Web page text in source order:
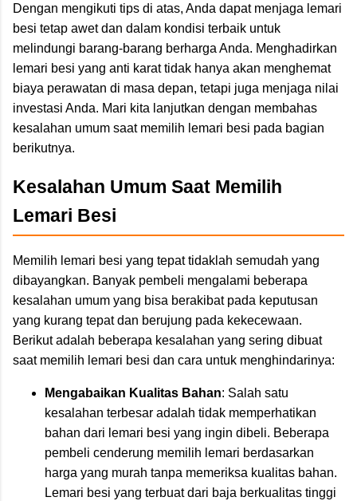
Dengan mengikuti tips di atas, Anda dapat menjaga lemari
besi tetap awet dan dalam kondisi terbaik untuk
melindungi barang-barang berharga Anda. Menghadirkan
lemari besi yang anti karat tidak hanya akan menghemat
biaya perawatan di masa depan, tetapi juga menjaga nilai
investasi Anda. Mari kita lanjutkan dengan membahas
kesalahan umum saat memilih lemari besi pada bagian
berikutnya.
Kesalahan Umum Saat Memilih
Lemari Besi
Memilih lemari besi yang tepat tidaklah semudah yang
dibayangkan. Banyak pembeli mengalami beberapa
kesalahan umum yang bisa berakibat pada keputusan
yang kurang tepat dan berujung pada kekecewaan.
Berikut adalah beberapa kesalahan yang sering dibuat
saat memilih lemari besi dan cara untuk menghindarinya:
Mengabaikan Kualitas Bahan: Salah satu
kesalahan terbesar adalah tidak memperhatikan
bahan dari lemari besi yang ingin dibeli. Beberapa
pembeli cenderung memilih lemari berdasarkan
harga yang murah tanpa memeriksa kualitas bahan.
Lemari besi yang terbuat dari baja berkualitas tinggi